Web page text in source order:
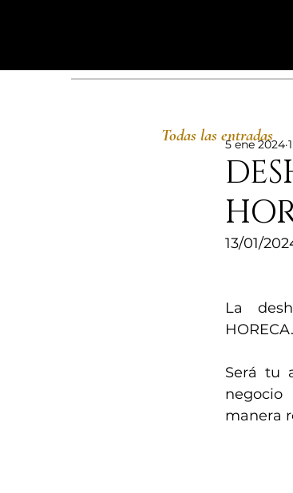
5 ene 2024
13/01/
La
HORECA.
Será tu
manera
Todas las entradas